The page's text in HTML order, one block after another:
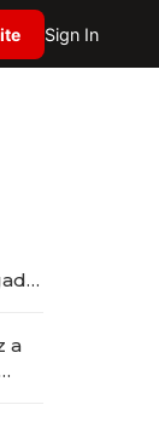
Sign In
a